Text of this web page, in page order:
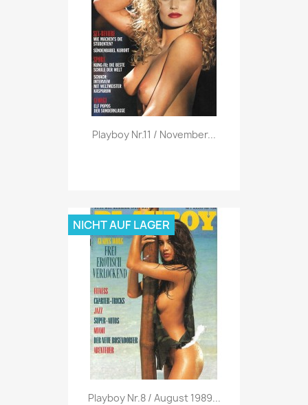
Vorschau
Playboy Nr.11 / November...
Vorschau
Playboy Nr.8 / August 1989...
NICHT AUF LAGER